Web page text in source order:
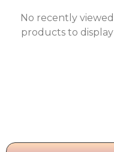
No recently viewed
products to display